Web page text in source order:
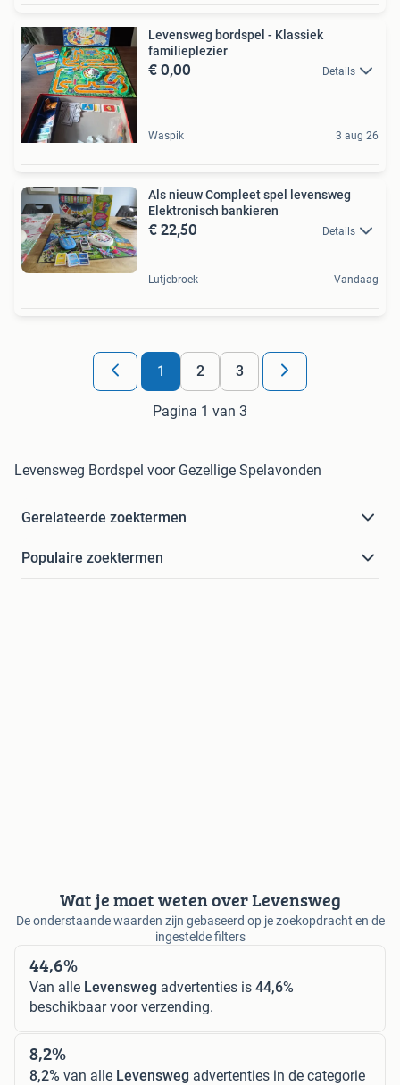
Levensweg bordspel - Klassiek
familieplezier
€ 0,00 Details
Waspik 3 aug 26
Als nieuw Compleet spel levensweg
Elektronisch bankieren
€ 22,50 Details
Lutjebroek Vandaag
1 2 3
Pagina 1 van 3
Levensweg Bordspel voor Gezellige Spelavonden
Gerelateerde zoektermen
Populaire zoektermen
Wat je moet weten over Levensweg
De onderstaande waarden zijn gebaseerd op je zoekopdracht en de
ingestelde filters
44,6%
Van alle Levensweg advertenties is 44,6%
beschikbaar voor verzending.
8,2%
8,2% van alle Levensweg advertenties in de categorie